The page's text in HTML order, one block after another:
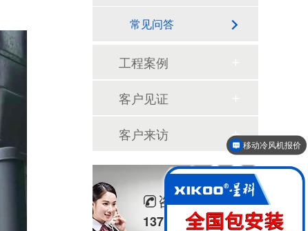
常见问答
工程案例
客户见证
客户来访
咨询热线
13710050791
降温方案设计